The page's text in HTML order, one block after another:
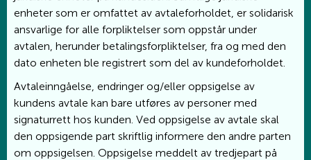
enheter som er omfattet av avtaleforholdet, er solidarisk
ansvarlige for alle forpliktelser som oppstår under
avtalen, herunder betalingsforpliktelser, fra og med den
dato enheten ble registrert som del av kundeforholdet.
Avtaleinngåelse, endringer og/eller oppsigelse av
kundens avtale kan bare utføres av personer med
signaturrett hos kunden. Ved oppsigelse av avtale skal
den oppsigende part skriftlig informere den andre parten
om oppsigelsen. Oppsigelse meddelt av tredjepart på